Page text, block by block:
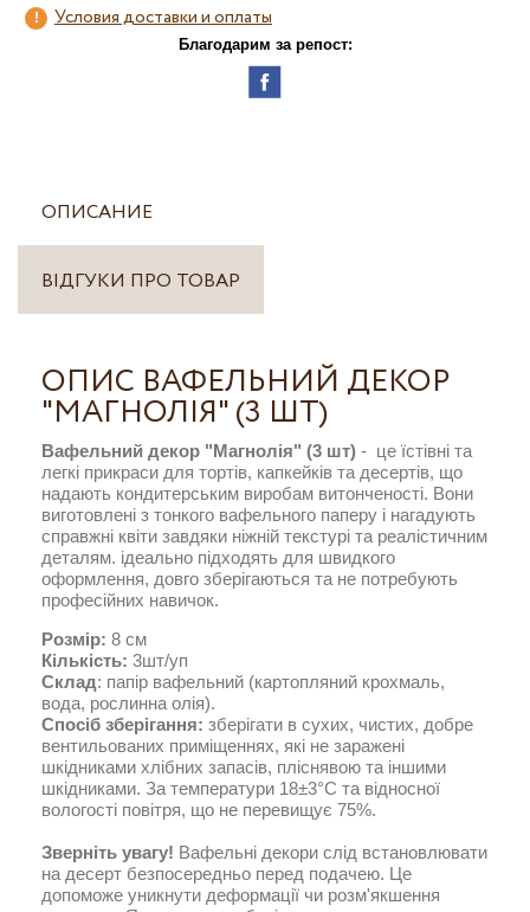
Условия доставки и оплаты
Благодарим за репост:
ОПИСАНИЕ
ВІДГУКИ ПРО ТОВАР
ОПИС ВАФЕЛЬНИЙ ДЕКОР
"МАГНОЛІЯ" (3 ШТ)
Вафельний декор "Магнолія" (3 шт) - це їстівні та
легкі прикраси для тортів, капкейків та десертів, що
надають кондитерським виробам витонченості. Вони
виготовлені з тонкого вафельного паперу і нагадують
справжні квіти завдяки ніжній текстурі та реалістичним
деталям. ідеально підходять для швидкого
оформлення, довго зберігаються та не потребують
професійних навичок.
Розмір: 8 см
Кількість: 3шт/уп
Склад: папір вафельний (картопляний крохмаль,
вода, рослинна олія).
Спосіб зберігання: зберігати в сухих, чистих, добре
вентильованих приміщеннях, які не заражені
шкідниками хлібних запасів, пліснявою та іншими
шкідниками. За температури 18±3°С та відносної
вологості повітря, що не перевищує 75%.
Зверніть увагу! Вафельні декори слід встановлювати
на десерт безпосередньо перед подачею. Це
допоможе уникнути деформації чи розм'якшення